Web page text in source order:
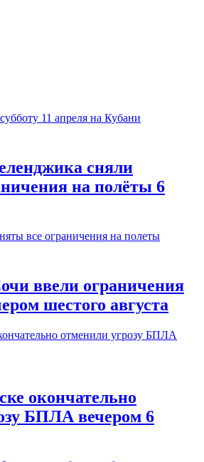
сняли
на полёты 6
ввели ограничения
шестого августа
окончательно
БПЛА вечером 6